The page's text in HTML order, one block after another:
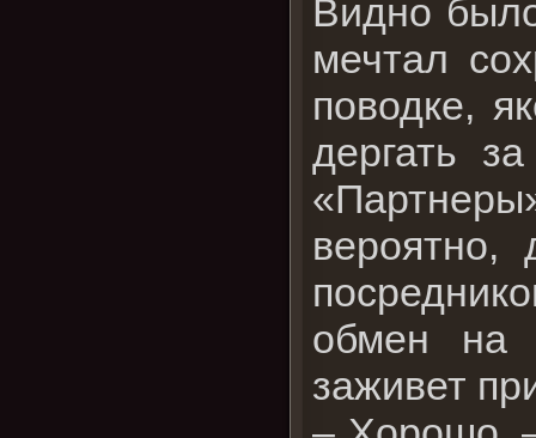
Видно
мечтал
поводке,
дергать
вероятно,
обмен на
заживет